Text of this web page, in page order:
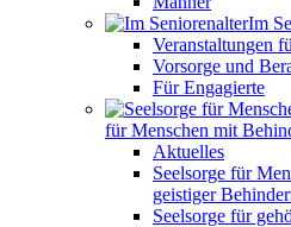
Im
Veranstaltungen
Vorsorge und
Für Engagierte
für Menschen mit
Aktuelles
Seelsorge für
geistiger
Seelsorge für